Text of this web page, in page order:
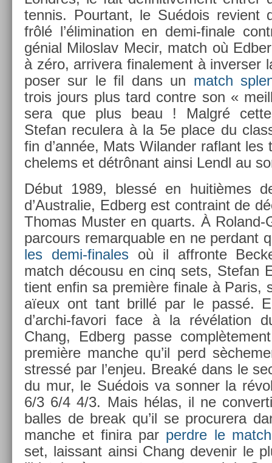
ten­nis. Pour­tant, le Suédois re­vient
frôlé l’élimina­tion en demi-finale
génial Milos­lav Mecir, match où
à zéro, ar­rivera fin­ale­ment à in­vers­er
pos­er sur le fil dans un match
trois jours plus tard con­tre son «
sera que plus beau ! Malgré
Stefan re­culera à la 5e place du
fin d’année, Mats Wiland­er raf­lant les
chelems et détrônant ainsi Lendl au
Début 1989, blessé en huitièmes
d’Australie, Ed­berg est contra­int de
Thomas Must­er en quarts. À Roland-
par­cours re­mar­qu­able en ne per­dant
les demi-finalesoù il affron­te
match décousu en cinq sets, Stefan
tient enfin sa première fin­ale à Paris,
aïeux ont tant brillé par le passé.
d’archi-favori face à la révéla­tion
Chang, Ed­berg passe
première man­che qu’il perd
stressé par l’enjeu. Breaké dans le
du mur, le Suédois va sonn­er la
6/3 6/4 4/3. Mais hélas, il ne
bal­les de break qu’il se pro­curera
man­che et fin­ira par per­dre le match
set, lais­sant ainsi Chang de­venir le